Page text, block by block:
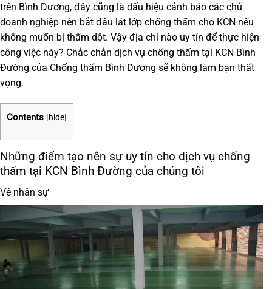
trên Bình Dương, đây cũng là dấu hiệu cảnh báo các chủ
doanh nghiệp nên bắt đầu lát lớp chống thấm cho KCN nếu
không muốn bị thấm dột. Vậy địa chỉ nào uy tín để thực hiện
công việc này? Chắc chắn dịch vụ chống thấm tại KCN Bình
Đường của Chống thấm Bình Dương sẽ không làm bạn thất
vọng.
Contents [hide]
Những điểm tạo nên sự uy tín cho dịch vụ chống
thấm tại KCN Bình Đường của chúng tôi
Về nhân sự